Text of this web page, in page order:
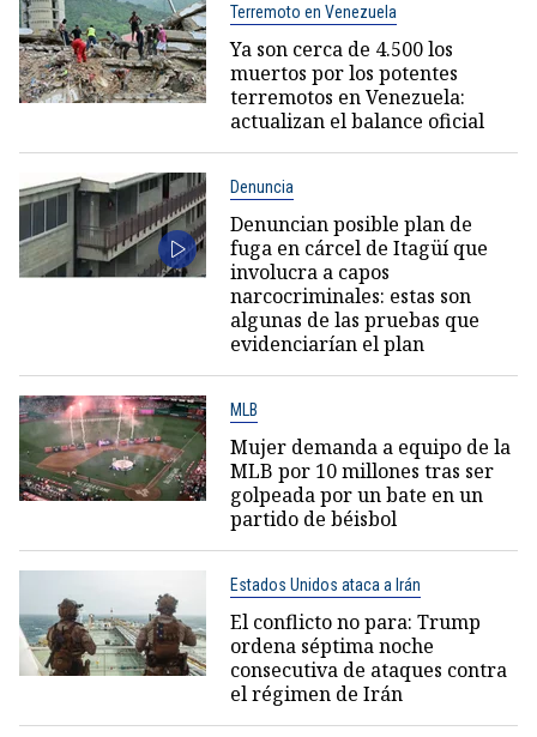
Terremoto en Venezuela
Ya son cerca de 4.500 los
muertos por los potentes
terremotos en Venezuela:
actualizan el balance oficial
Denuncia
Denuncian posible plan de
fuga en cárcel de Itagüí que
involucra a capos
narcocriminales: estas son
algunas de las pruebas que
evidenciarían el plan
MLB
Mujer demanda a equipo de la
MLB por 10 millones tras ser
golpeada por un bate en un
partido de béisbol
Estados Unidos ataca a Irán
El conflicto no para: Trump
ordena séptima noche
consecutiva de ataques contra
el régimen de Irán